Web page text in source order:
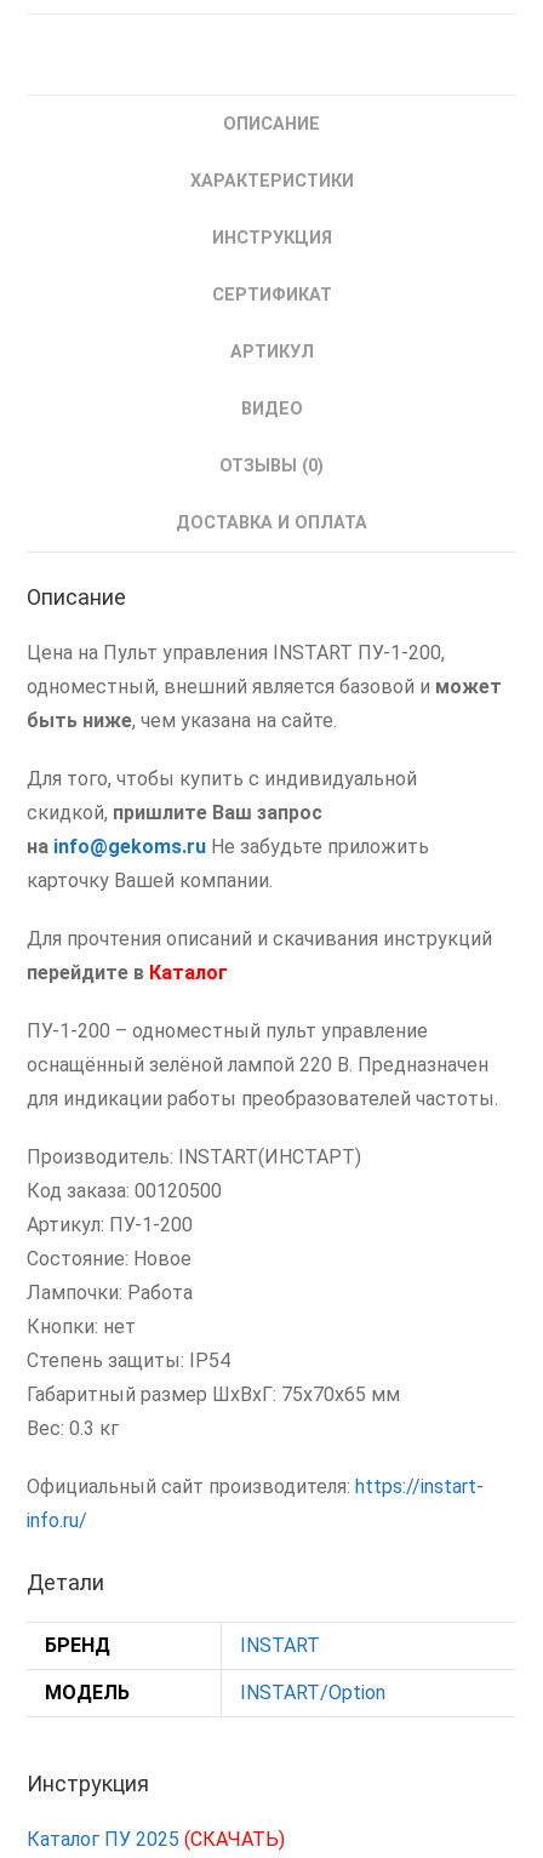
ОПИСАНИЕ
ХАРАКТЕРИСТИКИ
ИНСТРУКЦИЯ
СЕРТИФИКАТ
АРТИКУЛ
ВИДЕО
ОТЗЫВЫ (0)
ДОСТАВКА И ОПЛАТА
Описание
Цена на Пульт управления INSTART ПУ-1-200,
одноместный, внешний является базовой и может
быть ниже, чем указана на сайте.
Для того, чтобы купить с индивидуальной
скидкой, пришлите Ваш запрос
на info@gekoms.ru Не забудьте приложить
карточку Вашей компании.
Для прочтения описаний и скачивания инструкций
перейдите в Каталог
ПУ-1-200 – одноместный пульт управление
оснащённый зелёной лампой 220 В. Предназначен
для индикации работы преобразователей частоты.
Производитель: INSTART(ИНСТАРТ)
Код заказа: 00120500
Артикул: ПУ-1-200
Состояние: Новое
Лампочки: Работа
Кнопки: нет
Степень защиты: IP54
Габаритный размер ШхВхГ: 75x70x65 мм
Вес: 0.3 кг
Официальный сайт производителя:https://instart-
info.ru/
Детали
БРЕНД INSTART
МОДЕЛЬ INSTART/Option
Инструкция
Каталог ПУ 2025(СКАЧАТЬ)